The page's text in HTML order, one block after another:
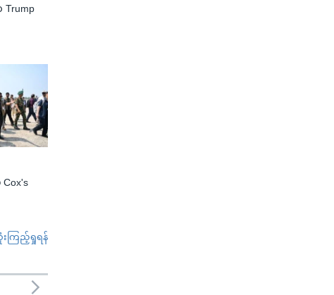
Trump
ကြည့်ရှုရန်